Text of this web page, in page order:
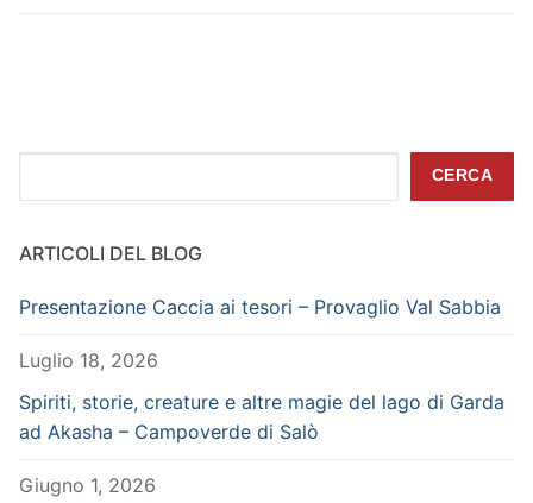
CERCA
ARTICOLI DEL BLOG
Presentazione Caccia ai tesori – Provaglio Val Sabbia
Luglio 18, 2026
Spiriti, storie, creature e altre magie del lago di Garda
ad Akasha – Campoverde di Salò
Giugno 1, 2026